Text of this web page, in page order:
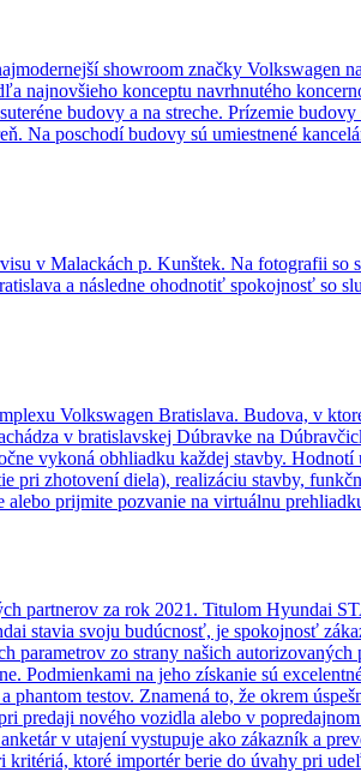
showroom značky Volkswagen
najnovšieho konceptu navrhnutého
budovy a na streche. Prízemie
Na poschodí budovy sú umiestnené
v Malackách p. Kunštek. Na fotografii so
a následne ohodnotiť spokojnosť so
Volkswagen Bratislava. Budova, v
v bratislavskej Dúbravke na
vykoná obhliadku každej stavby. Hodnotí
pri zhotovení diela), realizáciu stavby,
alebo prijmite pozvanie na virtuálnu
partnerov za rok 2021. Titulom Hyundai
stavia svoju budúcnosť, je spokojnosť
zo strany našich autorizovaných
Podmienkami na jeho získanie sú
testov. Znamená to, že okrem
predaji nového vozidla alebo v
v utajení vystupuje ako zákazník a
kritériá, ktoré importér berie do úvahy pri